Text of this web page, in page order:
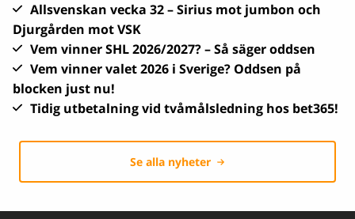
Allsvenskan vecka 32 – Sirius mot jumbon och
Djurgården mot VSK
Vem vinner SHL 2026/2027? – Så säger oddsen
Vem vinner valet 2026 i Sverige? Oddsen på
blocken just nu!
Tidig utbetalning vid tvåmålsledning hos bet365!
Se alla nyheter